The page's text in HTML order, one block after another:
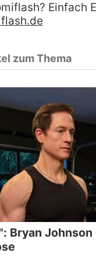
Einfach
zum Thema
Bryan